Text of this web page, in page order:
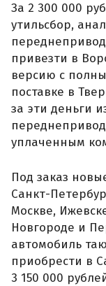
За 2 300 000
утильсбор,
привезти в
версию с
поставке в
за эти деньги
уплаченным
Под заказ
Санкт-
Москве,
Новгороде и
автомобиль
приобрести в
3 150 000